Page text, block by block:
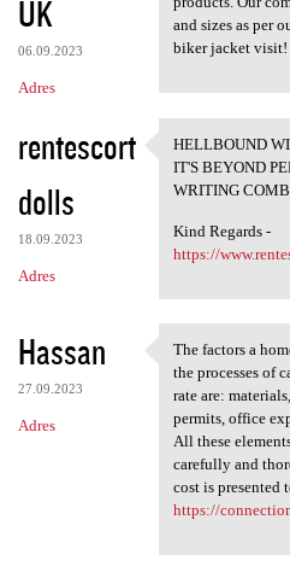
UK
06.09.2023
Adres
and sizes as per
biker jacket visit!
rentescort
dolls
18.09.2023
Adres
HELLBOUND
HELLBOUND
IT'S BEYOND
WRITING
Kind Regards -
https://
Hassan
27.09.2023
Adres
The factors a
The factors a
the processes of
rate are:
permits, office
All these
carefully and
cost is presented
https://